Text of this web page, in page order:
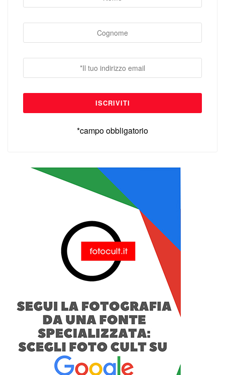
*campo obbligatorio